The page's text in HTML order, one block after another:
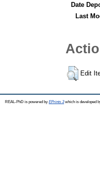
Date
Last
Edit
REAL-PhD is powered by EPrints 3which is developed